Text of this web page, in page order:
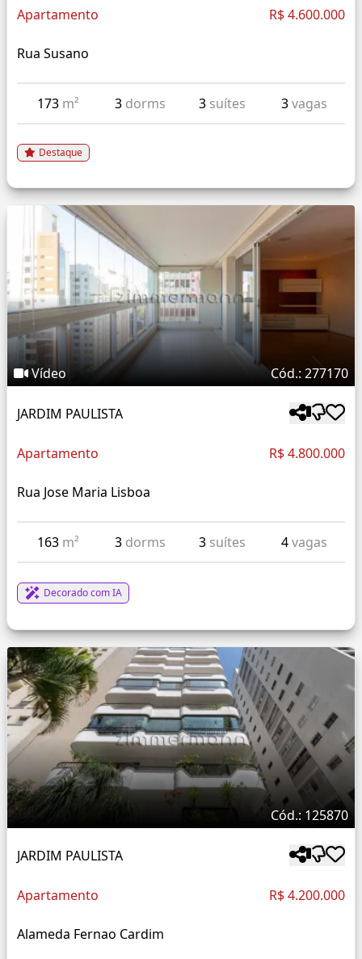
Apartamento R$ 4.600.000
Rua Susano
173 m² 3 dorms 3 suítes 3vagas
Destaque
Vídeo Cód.: 277170
JARDIM PAULISTA
Apartamento R$ 4.800.000
Rua Jose Maria Lisboa
163 m² 3 dorms 3 suítes 4vagas
Decorado com IA
Cód.: 125870
JARDIM PAULISTA
Apartamento R$ 4.200.000
Alameda Fernao Cardim